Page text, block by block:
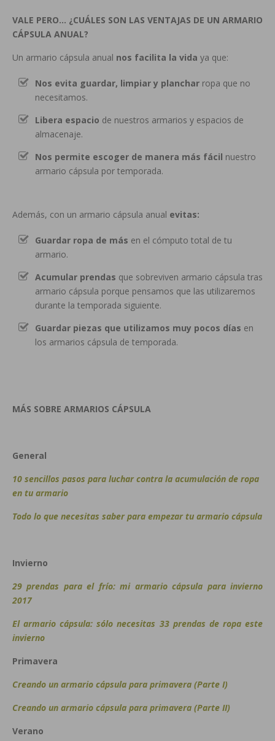
VALE PERO… ¿CUÁLES SON LAS VENTAJAS DE UN ARMARIO
CÁPSULA ANUAL?
Un armario cápsula anual nos facilita la vida ya que:
Nos evita guardar, limpiar y planchar ropa que no
necesitamos.
Libera espacio de nuestros armarios y espacios de
almacenaje.
Nos permite escoger de manera más fácil nuestro
armario cápsula por temporada.
Además, con un armario cápsula anual evitas:
Guardar ropa de más en el cómputo total de tu
armario.
Acumular prendas que sobreviven armario cápsula tras
armario cápsula porque pensamos que las utilizaremos
durante la temporada siguiente.
Guardar piezas que utilizamos muy pocos días en
los armarios cápsula de temporada.
MÁS SOBRE ARMARIOS CÁPSULA
General
10 sencillos pasos para luchar contra la acumulación de ropa
en tu armario
Todo lo que necesitas saber para empezar tu armario cápsula
Invierno
29 prendas para el frío: mi armario cápsula para invierno
2017
El armario cápsula: sólo necesitas 33 prendas de ropa este
invierno
Primavera
Creando un armario cápsula para primavera (Parte I)
Creando un armario cápsula para primavera (Parte II)
Verano